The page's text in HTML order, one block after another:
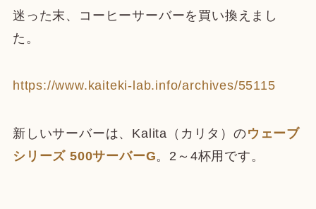
迷った末、コーヒーサーバーを買い換えまし
た。
https://www.kaiteki-lab.info/archives/55115
新しいサーバーは、Kalita（カリタ）のウェーブ
シリーズ 500サーバーG。2～4杯用です。